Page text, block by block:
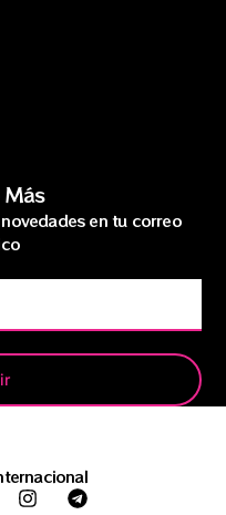
Más
en tu correo